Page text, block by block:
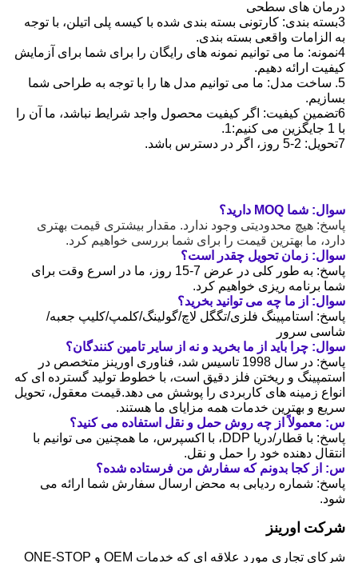
درمان های سطحی
3بسته بندی: کارتونی بسته بندی شده با کیسه پلی اتیلن، با توجه
به الزامات واقعی بسته بندی.
4نمونه: ما می توانیم نمونه های رایگان را برای شما برای آزمایش
کیفیت ارائه دهیم.
5. ساخت مدل: ما می توانیم مدل ها را با توجه به طراحی شما
بسازیم.
6تضمین کیفیت: اگر کیفیت محصول واجد شرایط نباشد، ما آن را
با 1 جایگزین می کنیم:1.
7تحویل: 2-5 روز، اگر در دسترس باشد.
سوال: شما MOQ دارید؟
پاسخ: هیچ محدودیتی وجود ندارد. مقدار بیشتری قیمت بهتری
دارد، ما بهترین قیمت را برای شما بررسی خواهیم کرد.
سوال: زمان تحویل چقدر است؟
پاسخ: به طور کلی در عرض 7-15 روز، ما در اسرع وقت برای
شما برنامه ریزی خواهیم کرد.
سوال: از ما چه می توانید بخرید؟
پاسخ: استامپینگ فلزی/تگگل لاچ/گولینگ/کلمپ/کلیپ جعبه/
شاسی سرور
سوال: چرا باید از ما بخرید و نه از سایر تامین کنندگان؟
پاسخ: در سال 1998 تاسیس شد، فناوری اورینز متخصص در
استمپینگ و ریختن فلز دقیق است، با خطوط تولید گسترده ای که
انواع زمینه های کاربردی را پوشش می دهد.قیمت معقول، تحویل
سریع و بهترین خدمات همه مزایای ما هستند.
س: معمولاً از چه روش حمل و نقل استفاده می کنید؟
پاسخ: با قطار/دریا DDP، با اکسپرس، ما همچنین می توانیم با
انتقال دهنده خود را حمل و نقل.
س: از کجا بدونم که سفارش من فرستاده شده؟
پاسخ: شماره ردیابی به محض ارسال سفارش شما ارائه می
شود.
شرکت اورینز
شرکای تجاری مورد علاقه ای که خدمات OEM و ONE-STOP